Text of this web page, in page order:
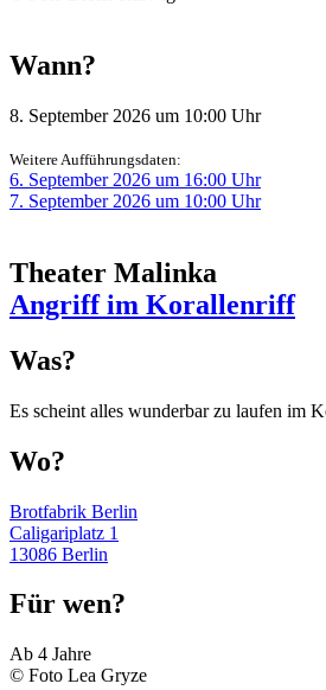
Wann?
8. September 2026 um 10:00 Uhr
Weitere Aufführungsdaten:
6. September 2026 um 16:00 Uhr
7. September 2026 um 10:00 Uhr
Theater Malinka
Angriff im Korallenriff
Was?
Es scheint alles wunderbar zu laufen im
Wo?
Brotfabrik Berlin
Caligariplatz 1
13086 Berlin
Für wen?
Ab 4 Jahre
© Foto Lea Gryze